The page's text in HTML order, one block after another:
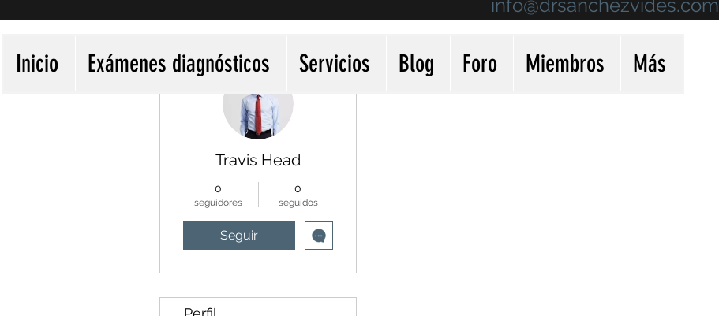
info@drsanchezvides.com
Inicio Exámenes diagnósticos Servicios Blog Foro Miembros Más
Travis Head
0
seguidores
0
seguidos
Seguir
Más acciones